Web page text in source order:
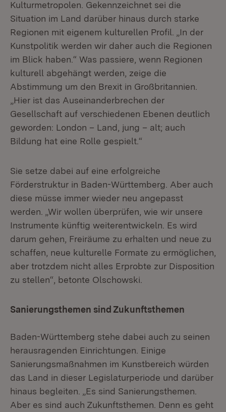
Kulturmetropolen. Gekennzeichnet sei die
Situation im Land darüber hinaus durch starke
Regionen mit eigenem kulturellen Profil. „In der
Kunstpolitik werden wir daher auch die Regionen
im Blick haben.“ Was passiere, wenn Regionen
kulturell abgehängt werden, zeige die
Abstimmung um den Brexit in Großbritannien.
„Hier ist das Auseinanderbrechen der
Gesellschaft auf verschiedenen Ebenen deutlich
geworden: London – Land, jung – alt; auch
Bildung hat eine Rolle gespielt.“
Sie setze dabei auf eine erfolgreiche
Förderstruktur in Baden-Württemberg. Aber auch
diese müsse immer wieder neu angepasst
werden. „Wir wollen überprüfen, wie wir unsere
Instrumente künftig weiterentwickeln. Es wird
darum gehen, Freiräume zu erhalten und neue zu
schaffen, neue kulturelle Formate zu ermöglichen,
aber trotzdem nicht alles Erprobte zur Disposition
zu stellen“, betonte Olschowski.
Sanierungsthemen sind Zukunftsthemen
Baden-Württemberg stehe dabei auch zu seinen
herausragenden Einrichtungen. Einige
Sanierungsmaßnahmen im Kunstbereich würden
das Land in dieser Legislaturperiode und darüber
hinaus begleiten. „Es sind Sanierungsthemen.
Aber es sind auch Zukunftsthemen. Denn es geht